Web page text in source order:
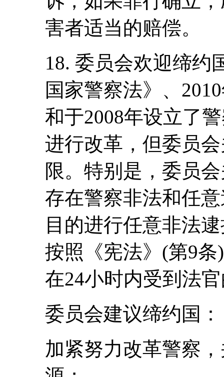
害者适当的赔偿。
18. 委员会欢迎缔约
国家警察法》、
和于2008年设立了
进行改革，但委员
限。特别是，委员
存在警察非法和任
目的进行任意非法
按照《宪法》(第9
在24小时内受到法
委员会建议缔约国：
加紧努力改革警察